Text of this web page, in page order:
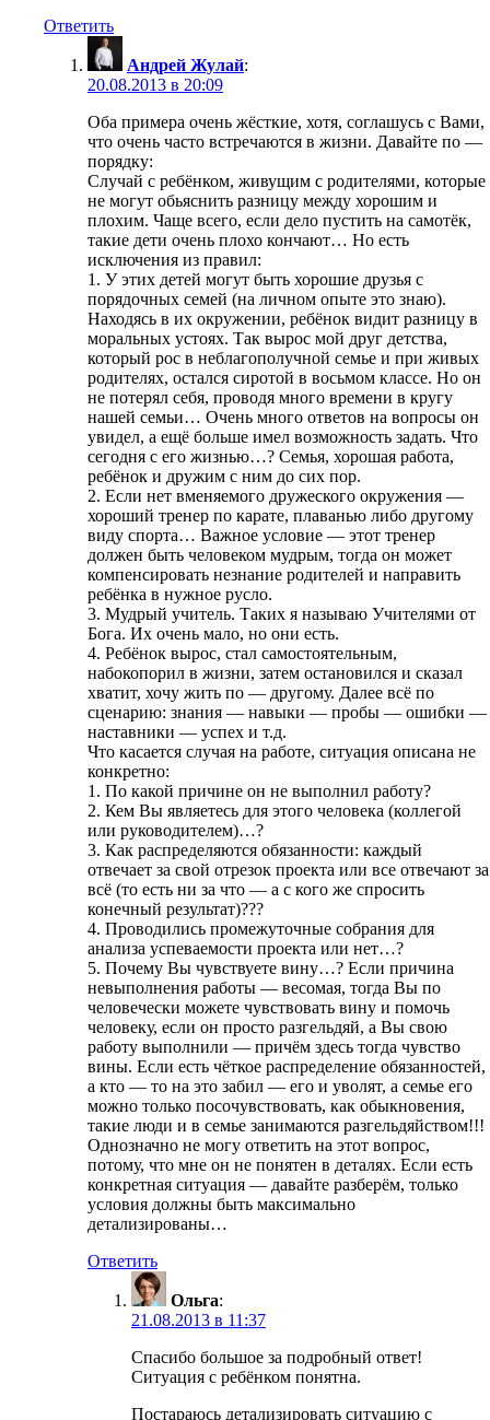
Ответить
Андрей Жулай:
20.08.2013 в 20:09
Оба примера очень жёсткие, хотя, соглашусь с Вами,
что очень часто встречаются в жизни. Давайте по —
порядку:
Случай с ребёнком, живущим с родителями, которые
не могут обьяснить разницу между хорошим и
плохим. Чаще всего, если дело пустить на самотёк,
такие дети очень плохо кончают… Но есть
исключения из правил:
1. У этих детей могут быть хорошие друзья с
порядочных семей (на личном опыте это знаю).
Находясь в их окружении, ребёнок видит разницу в
моральных устоях. Так вырос мой друг детства,
который рос в неблагополучной семье и при живых
родителях, остался сиротой в восьмом классе. Но он
не потерял себя, проводя много времени в кругу
нашей семьи… Очень много ответов на вопросы он
увидел, а ещё больше имел возможность задать. Что
сегодня с его жизнью…? Семья, хорошая работа,
ребёнок и дружим с ним до сих пор.
2. Если нет вменяемого дружеского окружения —
хороший тренер по карате, плаванью либо другому
виду спорта… Важное условие — этот тренер
должен быть человеком мудрым, тогда он может
компенсировать незнание родителей и направить
ребёнка в нужное русло.
3. Мудрый учитель. Таких я называю Учителями от
Бога. Их очень мало, но они есть.
4. Ребёнок вырос, стал самостоятельным,
набокопорил в жизни, затем остановился и сказал
хватит, хочу жить по — другому. Далее всё по
сценарию: знания — навыки — пробы — ошибки —
наставники — успех и т.д.
Что касается случая на работе, ситуация описана не
конкретно:
1. По какой причине он не выполнил работу?
2. Кем Вы являетесь для этого человека (коллегой
или руководителем)…?
3. Как распределяются обязанности: каждый
отвечает за свой отрезок проекта или все отвечают за
всё (то есть ни за что — а с кого же спросить
конечный результат)???
4. Проводились промежуточные собрания для
анализа успеваемости проекта или нет…?
5. Почему Вы чувствуете вину…? Если причина
невыполнения работы — весомая, тогда Вы по
человечески можете чувствовать вину и помочь
человеку, если он просто разгельдяй, а Вы свою
работу выполнили — причём здесь тогда чувство
вины. Если есть чёткое распределение обязанностей,
а кто — то на это забил — его и уволят, а семье его
можно только посочувствовать, как обыкновения,
такие люди и в семье занимаются разгельдяйством!!!
Однозначно не могу ответить на этот вопрос,
потому, что мне он не понятен в деталях. Если есть
конкретная ситуация — давайте разберём, только
условия должны быть максимально
детализированы…
Ответить
Ольга:
21.08.2013 в 11:37
Спасибо большое за подробный ответ!
Ситуация с ребёнком понятна.
Постараюсь детализировать ситуацию с